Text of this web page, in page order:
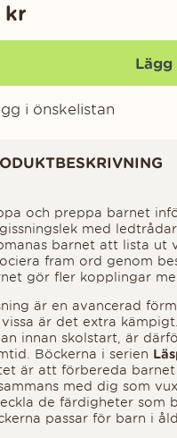
kr
Lägg
i önskelistan
och preppa barnet
med
barnet att lista ut
fram ord genom
gör fler kopplingar
är en avancerad
är det extra
innan skolstart, är
Böckerna i serien
är att förbereda
med dig som
de färdigheter som
passar för barn i